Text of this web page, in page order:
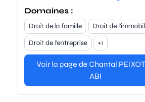
Domaines :
Droit de la famille
Droit de
Droit de l'entreprise
+1
Voir la page de Chantal
ABI